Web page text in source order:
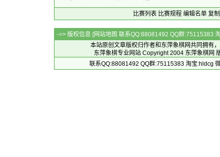
比赛列表 比赛规程 编辑名单 复
-=> 版权信息 [网站地图 联系QQ:88081492 QQ群:75115383
本站原创文章版权归作者和 东萍象棋网共同拥有
东萍象棋专业网站 Copyright 2004 东萍象棋网
联系QQ:88081492 QQ群:75115383 淘宝:hldcg